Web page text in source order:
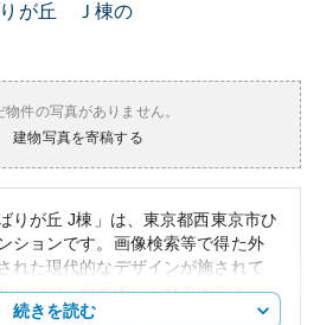
りが丘 Ｊ棟の
物件の写真がありません。
建物写真を寄稿する
りが丘 J棟」は、東京都西東京市ひ
ションです。画像検索等で得た外
れた現代的なデザインが施されて
しつつ、視覚的にも魅力的です。
が充実しており、生活環境の良さ
続きを読む